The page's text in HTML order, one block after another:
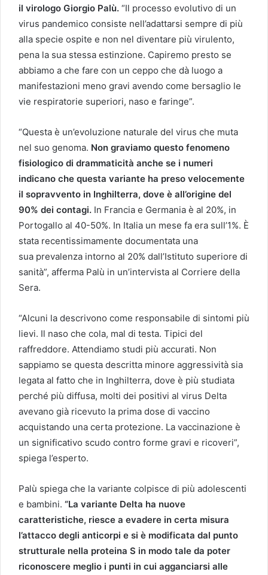
il virologo Giorgio Palù. “Il processo evolutivo di un
virus pandemico consiste nell’adattarsi sempre di più
alla specie ospite e non nel diventare più virulento,
pena la sua stessa estinzione. Capiremo presto se
abbiamo a che fare con un ceppo che dà luogo a
manifestazioni meno gravi avendo come bersaglio le
vie respiratorie superiori, naso e faringe”.
“Questa è un’evoluzione naturale del virus che muta
nel suo genoma. Non graviamo questo fenomeno
fisiologico di drammaticità anche se i numeri
indicano che questa variante ha preso velocemente
il sopravvento in Inghilterra, dove è all’origine del
90% dei contagi. In Francia e Germania è al 20%, in
Portogallo al 40-50%. In Italia un mese fa era sull’1%. È
stata recentissimamente documentata una
sua prevalenza intorno al 20% dall’Istituto superiore di
sanità”, afferma Palù in un’intervista al Corriere della
Sera.
“Alcuni la descrivono come responsabile di sintomi più
lievi. Il naso che cola, mal di testa. Tipici del
raffreddore. Attendiamo studi più accurati. Non
sappiamo se questa descritta minore aggressività sia
legata al fatto che in Inghilterra, dove è più studiata
perché più diffusa, molti dei positivi al virus Delta
avevano già ricevuto la prima dose di vaccino
acquistando una certa protezione. La vaccinazione è
un significativo scudo contro forme gravi e ricoveri”,
spiega l’esperto.
Palù spiega che la variante colpisce di più adolescenti
e bambini. “La variante Delta ha nuove
caratteristiche, riesce a evadere in certa misura
l’attacco degli anticorpi e si è modificata dal punto
strutturale nella proteina S in modo tale da poter
riconoscere meglio i punti in cui agganciarsi alle